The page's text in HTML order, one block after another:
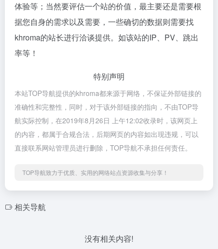
体验等；当然要评估一个站的价值，最主要还是需要根
据您自身的需求以及需要，一些确切的数据则需要找
khroma的站长进行洽谈提供。如该站的IP、PV、跳出
率等！
特别声明
本站TOP导航提供的khroma都来源于网络，不保证外部链接的
准确性和完整性，同时，对于该外部链接的指向，不由TOP导
航实际控制，在2019年8月26日 上午12:02收录时，该网页上
的内容，都属于合规合法，后期网页的内容如出现违规，可以
直接联系网站管理员进行删除，TOP导航不承担任何责任。
TOP导航致力于优质、实用的网络站点资源收集与分享！
相关导航
没有相关内容!